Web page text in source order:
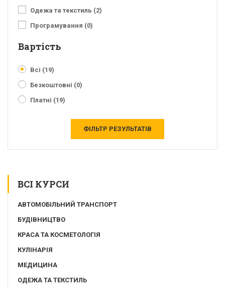
Одежа та текстиль (2)
Програмування (0)
Вартість
Всі (19)
Безкоштовні (0)
Платні (19)
ФІЛЬТР РЕЗУЛЬТАТІВ
ВСІ КУРСИ
АВТОМОБІЛЬНИЙ ТРАНСПОРТ
БУДІВНИЦТВО
КРАСА ТА КОСМЕТОЛОГІЯ
КУЛІНАРІЯ
МЕДИЦИНА
ОДЕЖА ТА ТЕКСТИЛЬ